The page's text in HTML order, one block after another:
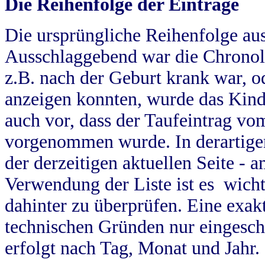
Die Reihenfolge der Einträge
Die ursprüngliche Reihenfolge
Ausschlaggebend war die
z.B. nach der Geburt krank war,
anzeigen konnten, wurde das
auch vor, dass der Taufeintrag
vorgenommen wurde. In
der derzeitigen aktuellen Seite -
Verwendung der Liste ist es
dahinter zu überprüfen. Eine
technischen Gründen nur
erfolgt nach Tag, Monat und Jahr.